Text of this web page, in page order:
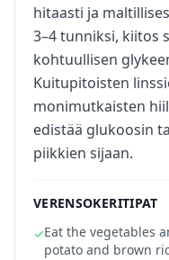
hitaasti ja
3–4 tunniksi, kiitos
kohtuullisen
Kuitupitoisten
monimutkaisten
edistää glukoosin
piikkien sijaan.
VERENSOKERITIPAT
✓Eat the vegetables
potato and brown